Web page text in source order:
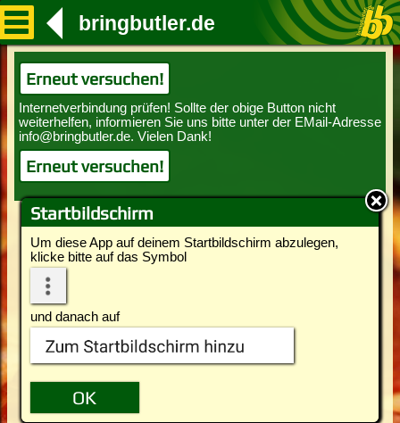
Startbildschirm
Um diese App auf deinem Startbildschirm abzulegen,
klicke bitte auf das Symbol
und danach auf
bringbutler.de
Erneut versuchen!
Erneut versuchen!